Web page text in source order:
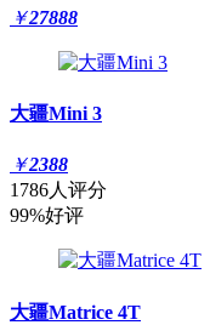
￥27888
大疆Mini 3
￥2388
1786人评分
99%好评
大疆Matrice 4T